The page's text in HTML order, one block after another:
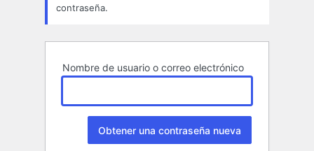
contraseña.
Nombre de usuario o correo electrónico